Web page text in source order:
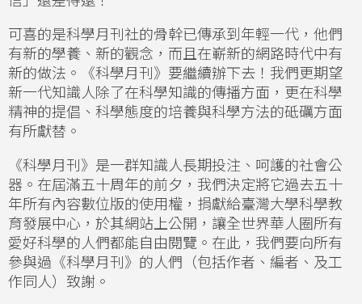
可喜的是科學月刊社的骨幹已傳承到年輕一代，他們
有新的學養、新的觀念，而且在嶄新的網路時代中有
新的做法。《科學月刊》要繼續辦下去！我們更期望
新一代知識人除了在科學知識的傳播方面，更在科學
精神的提倡、科學態度的培養與科學方法的砥礪方面
有所獻替。
《科學月刊》是一群知識人長期投注、呵護的社會公
器。在屆滿五十周年的前夕，我們決定將它過去五十
年所有內容數位版的使用權，捐獻給臺灣大學科學教
育發展中心，於其網站上公開，讓全世界華人圈所有
愛好科學的人們都能自由閱覽。在此，我們要向所有
參與過《科學月刊》的人們（包括作者、編者、及工
作同人）致謝。